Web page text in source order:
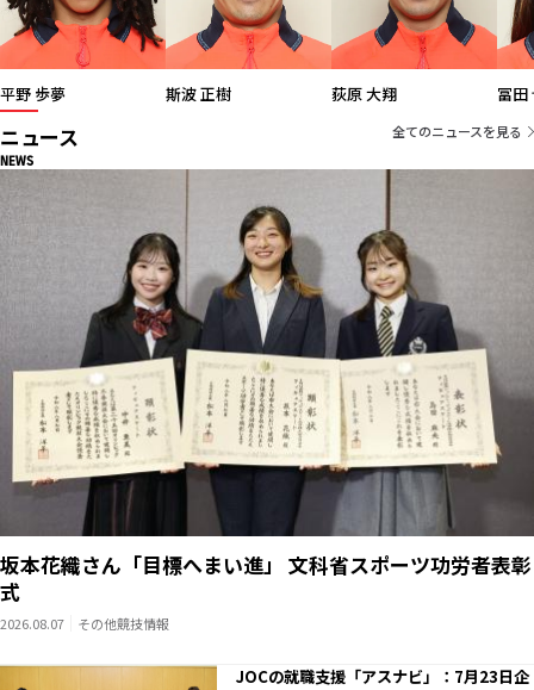
平野 歩夢 斯波 正樹 荻原 大翔
ニュース
NEWS
全てのニュースを見る
坂本花織さん「目標へまい進」 文科省スポーツ功労者表彰
式
2026.08.07 その他競技情報
JOCの就職支援「アスナビ」：7月23日企